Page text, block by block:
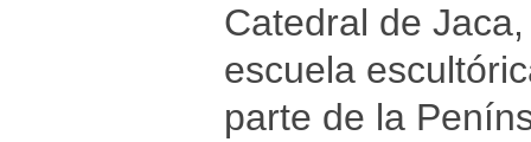
Catedral de
escuela
parte de la